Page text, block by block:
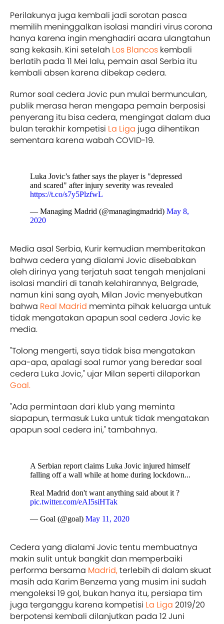
Perilakunya juga kembali jadi sorotan pasca
memilih meninggalkan isolasi mandiri virus corona
hanya karena ingin menghadiri acara ulangtahun
sang kekasih. Kini setelah Los Blancos kembali
berlatih pada 11 Mei lalu, pemain asal Serbia itu
kembali absen karena dibekap cedera.
Rumor soal cedera Jovic pun mulai bermunculan,
publik merasa heran mengapa pemain berposisi
penyerang itu bisa cedera, mengingat dalam dua
bulan terakhir kompetisi La Liga juga dihentikan
sementara karena wabah COVID-19.
Luka Jovic’s father says the player is "depressed
and scared" after injury severity was revealed
https://t.co/s7y5PlzfwL
— Managing Madrid (@managingmadrid) May 8,
2020
Media asal Serbia, Kurir kemudian memberitakan
bahwa cedera yang dialami Jovic disebabkan
oleh dirinya yang terjatuh saat tengah menjalani
isolasi mandiri di tanah kelahirannya, Belgrade,
namun kini sang ayah, Milan Jovic menyebutkan
bahwa Real Madrid meminta pihak keluarga untuk
tidak mengatakan apapun soal cedera Jovic ke
media.
"Tolong mengerti, saya tidak bisa mengatakan
apa-apa, apalagi soal rumor yang beredar soal
cedera Luka Jovic," ujar Milan seperti dilaporkan
Goal.
"Ada permintaan dari klub yang meminta
siapapun, termasuk Luka untuk tidak mengatakan
apapun soal cedera ini," tambahnya.
A Serbian report claims Luka Jovic injured himself
falling off a wall while at home during lockdown...
Real Madrid don't want anything said about it ?
pic.twitter.com/eAI5siHTak
— Goal (@goal) May 11, 2020
Cedera yang dialami Jovic tentu membuatnya
makin sulit untuk bangkit dan memperbaiki
performa bersama Madrid,terlebih di dalam skuat
masih ada Karim Benzema yang musim ini sudah
mengoleksi 19 gol, bukan hanya itu, persiapa tim
juga terganggu karena kompetisi La Liga 2019/20
berpotensi kembali dilanjutkan pada 12 Juni